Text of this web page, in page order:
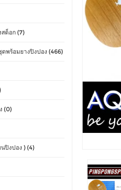
ต็อก (7)
พร้อมยางปิงปอง (466)
(0)
ปิงปอง ) (4)